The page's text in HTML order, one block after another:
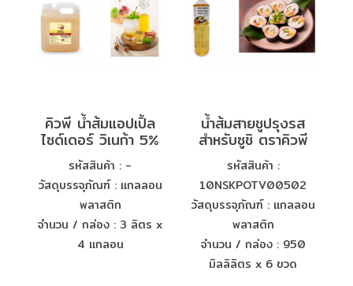
คิวพี น้ำส้มแอปเปิ้ล
ไซด์เดอร์ วิเนก้า 5%
รหัสสินค้า : -
วัสดุบรรจุภัณฑ์ : แกลลอน
พลาสติก
จำนวน / กล่อง : 3 ลิตร x
4 แกลอน
น้ำส้มสายชูปรุงรส
สำหรับซูชิ ตราคิวพี
รหัสสินค้า :
10NSKPOTV00502
วัสดุบรรจุภัณฑ์ : แกลลอน
พลาสติก
จำนวน / กล่อง : 950
มิลลิลิตร x 6 ขวด